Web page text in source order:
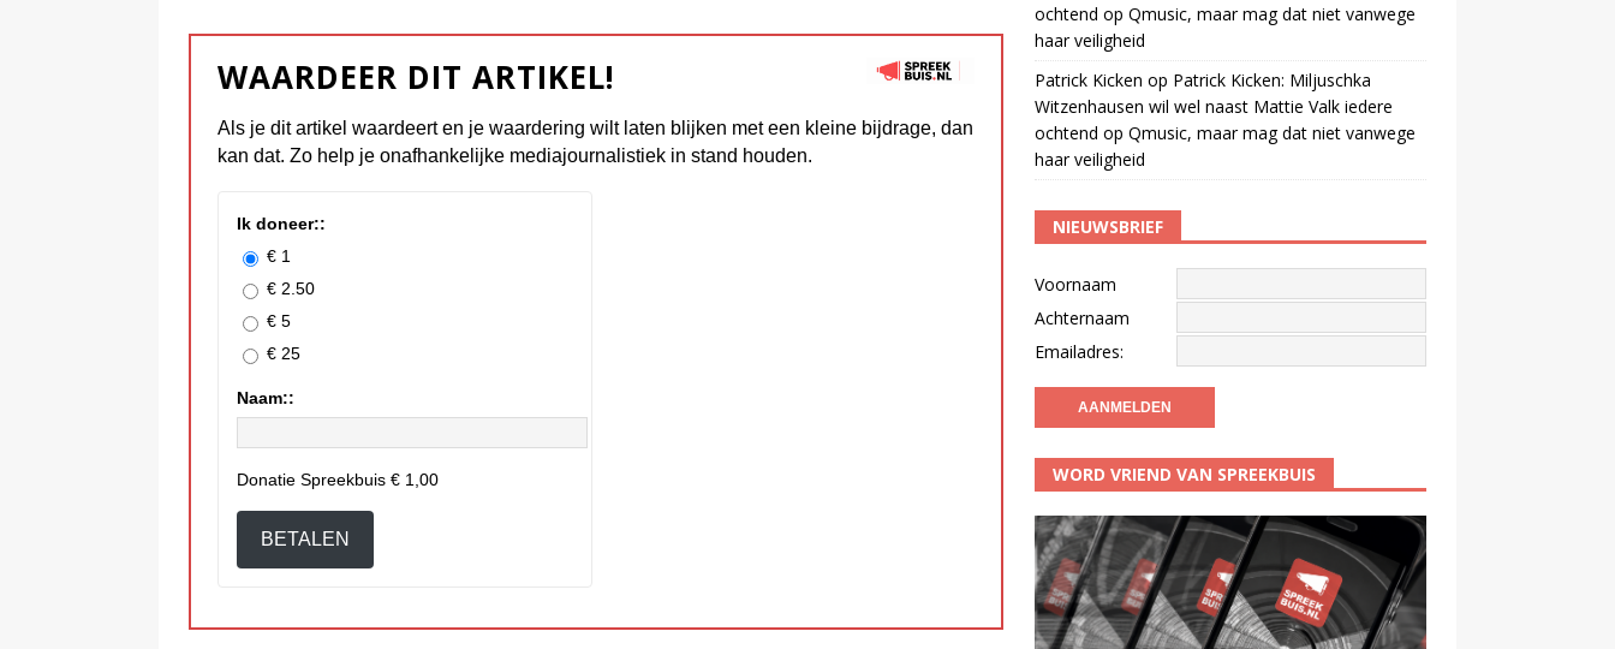
WAARDEER DIT ARTIKEL!
Als je dit artikel waardeert en je waardering wilt laten blijken met een kleine bijdrage, dan
kan dat. Zo help je onafhankelijke mediajournalistiek in stand houden.
Ik doneer::
€ 1
€ 2.50
€ 5
€ 25
Naam::
Donatie Spreekbuis € 1,00
BETALEN
ochtend op Qmusic, maar mag dat niet vanwege
haar veiligheid
Patrick Kicken op Patrick Kicken: Miljuschka
Witzenhausen wil wel naast Mattie Valk iedere
ochtend op Qmusic, maar mag dat niet vanwege
haar veiligheid
NIEUWSBRIEF
Voornaam
Achternaam
Emailadres:
WORD VRIEND VAN SPREEKBUIS